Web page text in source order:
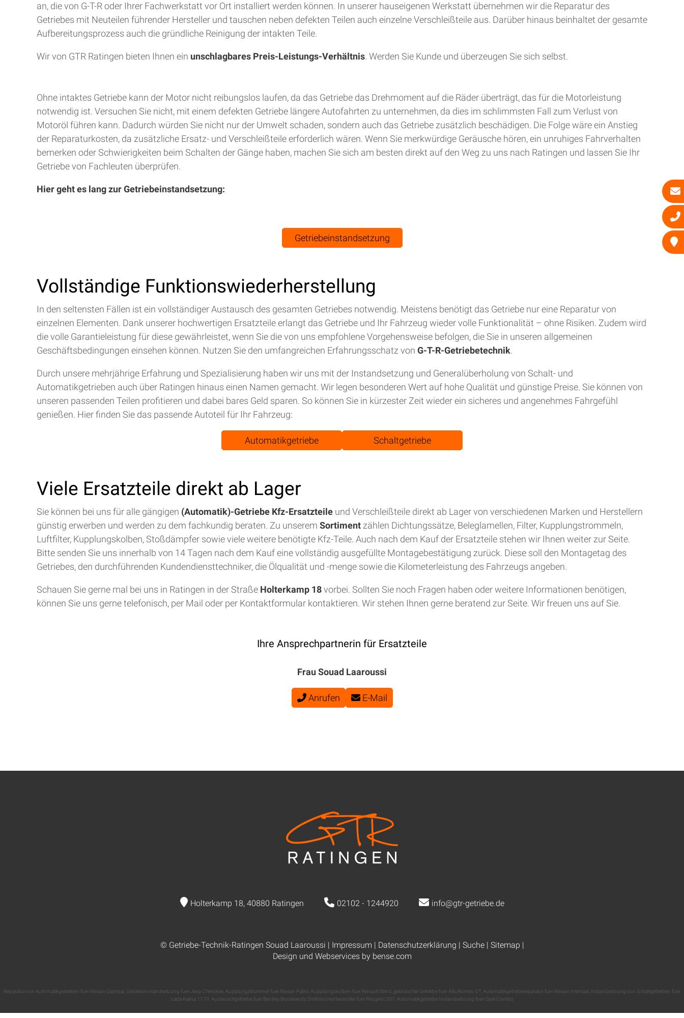
an, die von G-T-R oder Ihrer Fachwerkstatt vor Ort installiert werden können. In unserer hauseigenen Werkstatt übernehmen wir die Reparatur des
Getriebes mit Neuteilen führender Hersteller und tauschen neben defekten Teilen auch einzelne Verschleißteile aus. Darüber hinaus beinhaltet der gesamte
Aufbereitungsprozess auch die gründliche Reinigung der intakten Teile.
Wir von GTR Ratingen bieten Ihnen ein unschlagbares Preis-Leistungs-Verhältnis. Werden Sie Kunde und überzeugen Sie sich selbst.
Ohne intaktes Getriebe kann der Motor nicht reibungslos laufen, da das Getriebe das Drehmoment auf die Räder überträgt, das für die Motorleistung
notwendig ist. Versuchen Sie nicht, mit einem defekten Getriebe längere Autofahrten zu unternehmen, da dies im schlimmsten Fall zum Verlust von
Motoröl führen kann. Dadurch würden Sie nicht nur der Umwelt schaden, sondern auch das Getriebe zusätzlich beschädigen. Die Folge wäre ein Anstieg
der Reparaturkosten, da zusätzliche Ersatz- und Verschleißteile erforderlich wären. Wenn Sie merkwürdige Geräusche hören, ein unruhiges Fahrverhalten
bemerken oder Schwierigkeiten beim Schalten der Gänge haben, machen Sie sich am besten direkt auf den Weg zu uns nach Ratingen und lassen Sie Ihr
Getriebe von Fachleuten überprüfen.
Hier geht es lang zur Getriebeinstandsetzung:
Getriebeinstandsetzung
Vollständige Funktionswiederherstellung
In den seltensten Fällen ist ein vollständiger Austausch des gesamten Getriebes notwendig. Meistens benötigt das Getriebe nur eine Reparatur von
einzelnen Elementen. Dank unserer hochwertigen Ersatzteile erlangt das Getriebe und Ihr Fahrzeug wieder volle Funktionalität – ohne Risiken. Zudem wird
die volle Garantieleistung für diese gewährleistet, wenn Sie die von uns empfohlene Vorgehensweise befolgen, die Sie in unseren allgemeinen
Geschäftsbedingungen einsehen können. Nutzen Sie den umfangreichen Erfahrungsschatz von G-T-R-Getriebetechnik.
Durch unsere mehrjährige Erfahrung und Spezialisierung haben wir uns mit der Instandsetzung und Generalüberholung von Schalt- und
Automatikgetrieben auch über Ratingen hinaus einen Namen gemacht. Wir legen besonderen Wert auf hohe Qualität und günstige Preise. Sie können von
unseren passenden Teilen profitieren und dabei bares Geld sparen. So können Sie in kürzester Zeit wieder ein sicheres und angenehmes Fahrgefühl
genießen. Hier finden Sie das passende Autoteil für Ihr Fahrzeug:
Automatikgetriebe Schaltgetriebe
Viele Ersatzteile direkt ab Lager
Sie können bei uns für alle gängigen (Automatik)-Getriebe Kfz-Ersatzteile und Verschleißteile direkt ab Lager von verschiedenen Marken und Herstellern
günstig erwerben und werden zu dem fachkundig beraten. Zu unserem Sortiment zählen Dichtungssätze, Beleglamellen, Filter, Kupplungstrommeln,
Luftfilter, Kupplungskolben, Stoßdämpfer sowie viele weitere benötigte Kfz-Teile. Auch nach dem Kauf der Ersatzteile stehen wir Ihnen weiter zur Seite.
Bitte senden Sie uns innerhalb von 14 Tagen nach dem Kauf eine vollständig ausgefüllte Montagebestätigung zurück. Diese soll den Montagetag des
Getriebes, den durchführenden Kundendiensttechniker, die Ölqualität und -menge sowie die Kilometerleistung des Fahrzeugs angeben.
Schauen Sie gerne mal bei uns in Ratingen in der Straße Holterkamp 18vorbei. Sollten Sie noch Fragen haben oder weitere Informationen benötigen,
können Sie uns gerne telefonisch, per Mail oder per Kontaktformular kontaktieren. Wir stehen Ihnen gerne beratend zur Seite. Wir freuen uns auf Sie.
Ihre Ansprechpartnerin für Ersatzteile
Frau Souad Laaroussi
Anrufen E-Mail
Holterkamp 18, 40880 Ratingen 02102 - 1244920 info@gtr-getriebe.de
© Getriebe-Technik-Ratingen Souad Laaroussi | Impressum | Datenschutzerklärung | Suche| Sitemap |
Design und Webservices by bense.com
Reparatur von Automatikgetrieben fuer Nissan Qashqai Getriebeinstandsetzung fuer Jeep Cherokee Kupplungstrommel fuer Nissan Patrol Kupplungskolben fuer Renault Wind gebrauchte Getriebe fuer Alfa Romeo GT Automatikgetriebereparatur fuer Nissan Interstar Instandsetzung von Schaltgetrieben fuer
Lada Kalina 1119 Austauschgetriebe fuer Bentley Brooklands Drehmomentwandler fuer Peugeot 207 Automatikgetriebe Instandsetzung fuer Opel Combo